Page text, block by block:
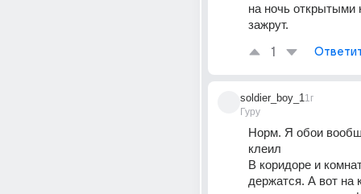
на ночь открытыми
зажрут.
1
soldier_boy_1
Гуру
1г
Норм. Я обои
клеил
В коридоре и
держатся. А вот на